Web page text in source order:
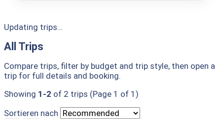
Updating trips…
All Trips
Compare trips, filter by budget and trip style, then open a
trip for full details and booking.
Showing 1-2 of 2 trips (Page 1 of 1)
Sortieren nach